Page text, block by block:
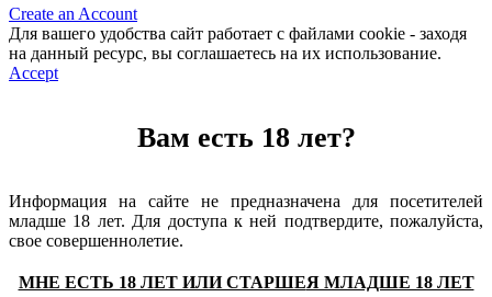
Create an Account
Для вашего удобства сайт работает с файлами cookie - заходя
на данный ресурс, вы соглашаетесь на их использование.
Accept
Вам есть 18 лет?
Информация на сайте не предназначена для посетителей
младше 18 лет. Для доступа к ней подтвердите, пожалуйста,
свое совершеннолетие.
МНЕ ЕСТЬ 18 ЛЕТ ИЛИ СТАРШЕЯ МЛАДШЕ 18 ЛЕТ